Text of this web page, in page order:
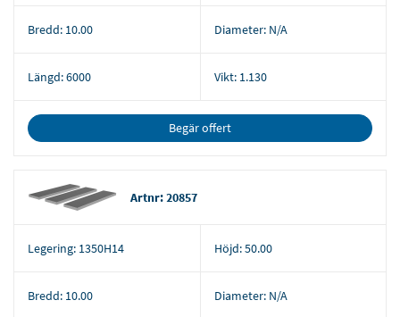
Bredd: 10.00 Diameter: N/A
Längd:6000 Vikt: 1.130
Begär offert
Artnr: 20857
Legering: 1350H14 Höjd:50.00
Bredd: 10.00 Diameter: N/A